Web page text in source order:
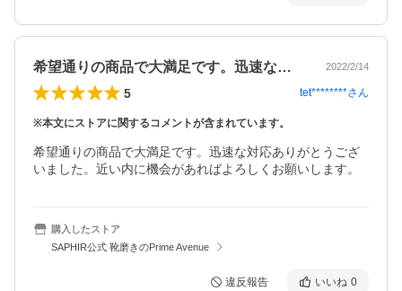
希望通りの商品で大満足です。迅速な対応… 2022/2/14
5 tet********さん
※本文にストアに関するコメントが含まれています。
希望通りの商品で大満足です。迅速な対応ありがとうござ
いました。近い内に機会があればよろしくお願いします。
購入したストア
SAPHIR公式 靴磨きのPrime Avenue
違反報告 いいね 0